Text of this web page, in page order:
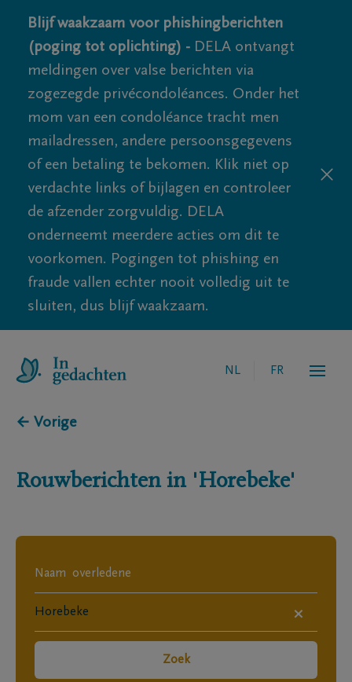
Blijf waakzaam voor phishingberichten
(poging tot oplichting) - DELA ontvangt
meldingen over valse berichten via
zogezegde privécondoléances. Onder het
mom van een condoléance tracht men
mailadressen, andere persoonsgegevens
of een betaling te bekomen. Klik niet op
verdachte links of bijlagen en controleer
de afzender zorgvuldig. DELA
onderneemt meerdere acties om dit te
voorkomen. Pogingen tot phishing en
fraude vallen echter nooit volledig uit te
sluiten, dus blijf waakzaam.
NL FR
← Vorige
Rouwberichten in 'Horebeke'
×
Zoek